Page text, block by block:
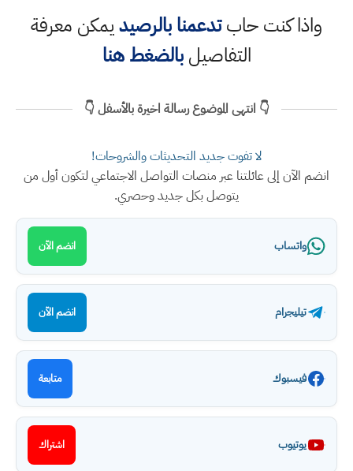
واذا كنت حابتدعمنا بالرصيديمكن معرفة
التفاصيلبالضغط هنا
👇 انتهى الموضوع رسالة اخيرة بالأسفل 👇
لا تفوت جديد التحديثات والشروحات!
انضم الآن إلى عائلتنا عبر منصات التواصل الاجتماعي لتكون أول من
يتوصل بكل جديد وحصري.
واتساب انضم الآن
تيليجرام انضم الآن
فيسبوك متابعة
يوتيوب اشتراك